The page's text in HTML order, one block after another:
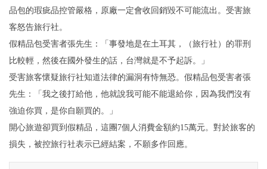
品包的瑕疵品控管嚴格，原廠一定會收回銷毀不可能流出。受害旅
客怒告旅行社。
假精品包受害者張先生：「事發地是在土耳其，（旅行社）的罪刑
比較輕，然後在國外發生的話，台灣就是不予起訴。」
受害旅客懷疑旅行社知道法律的漏洞有恃無恐。假精品包受害者張
先生：「我之後打給他，他就說我可能不能退給你，因為我們沒有
強迫你買，是你自願買的。」
開心旅遊卻買到假精品，這團7個人消費金額約15萬元。對於旅客的
損失，被控旅行社表示已經結案，不願多作回應。